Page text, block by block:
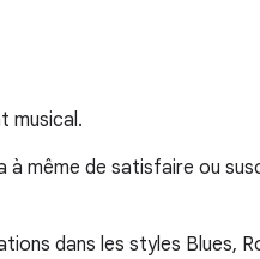
musical.
même de satisfaire ou
dans les styles Blues,